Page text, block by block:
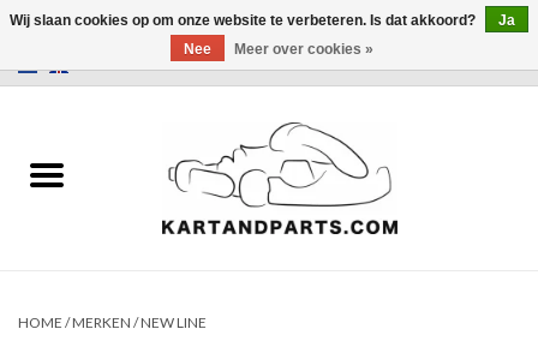
Sale
Kart Onderdelen
HOME /MERKEN /NEW LINE
Wij slaan cookies op om onze website te verbeteren. Is dat akkoord?
Ja
Nee
Meer over cookies »